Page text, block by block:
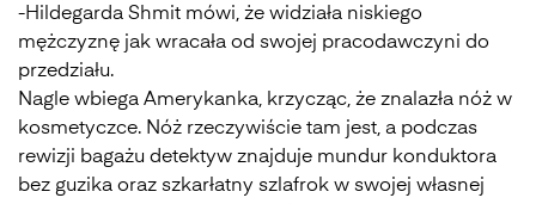
-Hildegarda Shmit mówi, że widziała niskiego
mężczyznę jak wracała od swojej pracodawczyni do
przedziału.
Nagle wbiega Amerykanka, krzycząc, że znalazła nóż w
kosmetyczce. Nóż rzeczywiście tam jest, a podczas
rewizji bagażu detektyw znajduje mundur konduktora
bez guzika oraz szkarłatny szlafrok w swojej własnej